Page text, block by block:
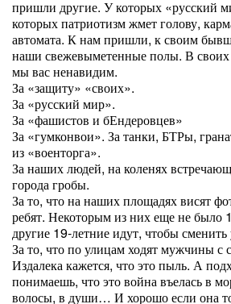
пришли другие. У которых «русский
которых патриотизм жмет голову,
автомата. К нам пришли, к своим
наши свежевыметенные полы. В своих
мы вас ненавидим.
За «защиту» «своих».
За «русский мир».
За «фашистов и бЕндеровцев»
За «гумконвои». За танки, БТРы,
из «военторга».
За наших людей, на коленях
города гробы.
За то, что на наших площадях висят
ребят. Некоторым из них еще не было
другие 19-летние идут, чтобы
За то, что по улицам ходят мужчины с
Издалека кажется, что это пыль. А
понимаешь, что это война въелась в
волосы, в души… И хорошо если она